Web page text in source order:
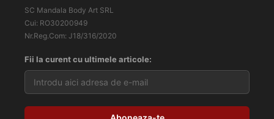
SC Mandala Body Art SRL
Cui: RO30200949
Nr.Reg.Com: J18/316/2020
Fii la curent cu ultimele articole: